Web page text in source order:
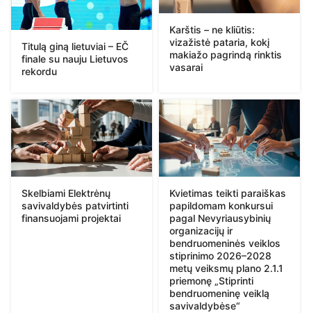
Titulą giną lietuviai – EČ
finale su nauju Lietuvos
rekordu
Karštis – ne kliūtis:
vizažistė pataria, kokį
makiažo pagrindą rinktis
vasarai
Skelbiami Elektrėnų
savivaldybės patvirtinti
finansuojami projektai
Kvietimas teikti paraiškas
papildomam konkursui
pagal Nevyriausybinių
organizacijų ir
bendruomeninės veiklos
stiprinimo 2026–2028
metų veiksmų plano 2.1.1
priemonę „Stiprinti
bendruomeninę veiklą
savivaldybėse“